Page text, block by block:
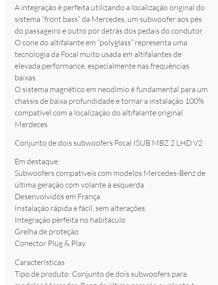
A integração é perfeita utilizando a localização original do
sistema “front bass” da Mercedes, um subwoofer aos pés
do passageiro e outro por detrás dos pedais do condutor.
O cone do altifalante em “polyglass” representa uma
tecnologia da Focal muito usada em altifalantes de
elevada performance, especialmente nas frequências
baixas.
O sistema magnético em neodímio é fundamental para um
chassis de baixa profundidade e tornar a instalação 100%
compatível com a localização do altifalante original
Merdeces
Conjunto de dois subwoofers Focal ISUB MBZ 2 LHD V2
Em destaque:
Subwoofers compatíveis com modelos Mercedes-Benz de
última geração com volante à esquerda
Desenvolvidos em França
Instalação rápida e fácil, sem alterações
Integração perfeita no habitáculo
Grelha de proteção
Conector Plug & Play
Características
Tipo de produto: Conjunto de dois subwoofers para